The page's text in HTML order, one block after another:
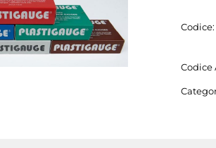
Codice:
Codice